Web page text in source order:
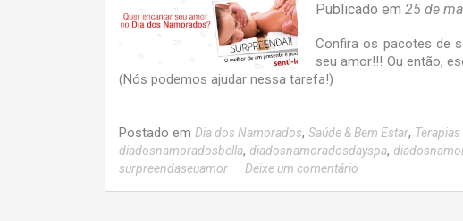
Publicado em 25 de
Confira os pacotes de
seu amor!!! Ou então,
(Nós podemos ajudar nessa tarefa!)
Postado em Dia dos Namorados, Saúde & Bem Estar,
diadosnamoradosbella, diadosnamoradosdayspa,
surpreendaseuamor Deixe um comentário